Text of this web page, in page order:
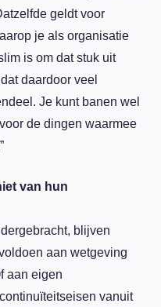
geldt voor
je als organisatie
is om dat stuk uit
daardoor veel
Je kunt banen wel
de dingen waarmee
van hun
blijven
aan wetgeving
aan eigen
vanuit